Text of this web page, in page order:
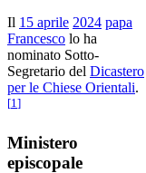
Il 15 aprile 2024 papa
Francesco lo ha
nominato Sotto-
Segretario del Dicastero
per le Chiese Orientali.
[1 ]
Ministero
episcopale